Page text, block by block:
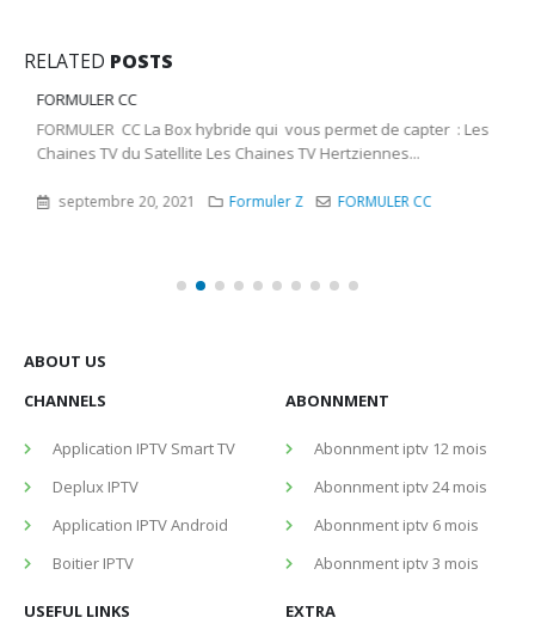
RELATED POSTS
FORMULER CC
FORMULER CC La Box hybride qui vous permet de capter : Les
Chaines TV du Satellite Les Chaines TV Hertziennes...
septembre 20, 2021 Formuler Z FORMULER CC
Deplux IPTV
Application IPTV Android
Boitier IPTV
Abonnment iptv 24 mois
Abonnment iptv 6 mois
Abonnment iptv 3 mois